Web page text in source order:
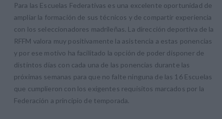
Para las Escuelas Federativas es una excelente oportunidad de
ampliar la formación de sus técnicos y de compartir experiencia
con los seleccionadores madrileñas. La dirección deportiva de la
RFFM valora muy positivamente la asistencia a estas ponencias
y por ese motivo ha facilitado la opción de poder disponer de
distintos días con cada una de las ponencias durante las
próximas semanas para que no falte ninguna de las 16 Escuelas
que cumplieron con los exigentes requisitos marcados por la
Federación a principio de temporada.